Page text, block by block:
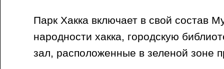
Парк Хакка включает в свой состав
народности хакка, городскую
зал, расположенные в зеленой зоне